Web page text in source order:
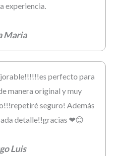
experiencia.
Maria
perfecto para
manera original y muy
seguro! Además
detalle!!gracias ❤😊
Luis